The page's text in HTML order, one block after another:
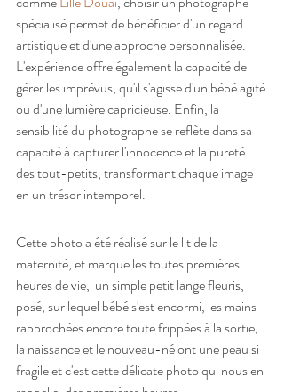
spécialisé permet de bénéficier d'un regard
artistique et d'une approche personnalisée.
L'expérience offre également la capacité de
gérer les imprévus, qu'il s'agisse d'un bébé agité
ou d'une lumière capricieuse. Enfin, la
sensibilité du photographe se reflète dans sa
capacité à capturer l'innocence et la pureté
des tout-petits, transformant chaque image
en un trésor intemporel.
Cette photo a été réalisé sur le lit de la
maternité, et marque les toutes premières
heures de vie,  un simple petit lange fleuris,
posé, sur lequel bébé s'est encormi, les mains
rapprochées encore toute frippées à la sortie,
la naissance et le nouveau-né ont une peau si
fragile et c'est cette délicate photo qui nous en